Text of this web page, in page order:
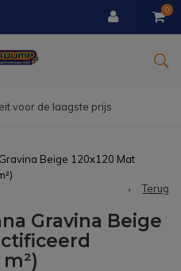
0
vanaf € 150
Beige 120x120 Mat
Terug
Gravina Beige